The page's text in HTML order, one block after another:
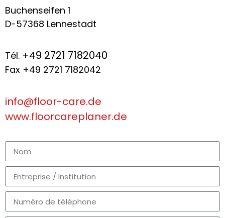
Buchenseifen 1
D-57368 Lennestadt
Tél. +49 2721 7182040
Fax +49 2721 7182042
info@floor-care.de
www.floorcareplaner.de